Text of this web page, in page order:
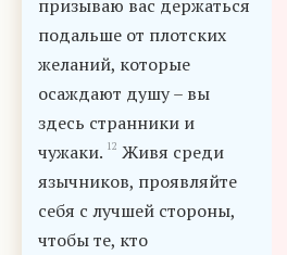
призываю вас держаться
подальше от плотских
желаний, которые
осаждают душу – вы
здесь странники и
чужаки. 12 Живя среди
язычников, проявляйте
себя с лучшей стороны,
чтобы те, кто